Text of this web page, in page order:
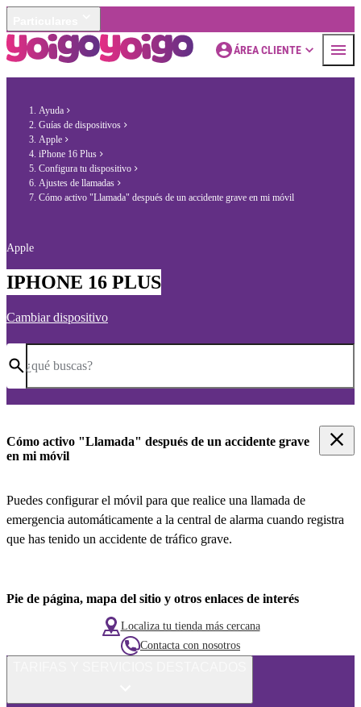
ÁREA CLIENTE
Ayuda
Guías de dispositivos
Apple
iPhone 16 Plus
Configura tu dispositivo
Ajustes de llamadas
Cómo activo "Llamada" después de un accidente grave en mi móvil
Apple
IPHONE 16 PLUS
Cambiar dispositivo
¿qué buscas?
Cómo activo "Llamada" después de un accidente grave
en mi móvil
Puedes configurar el móvil para que realice una llamada de
emergencia automáticamente a la central de alarma cuando registra
que has tenido un accidente de tráfico grave.
Pie de página, mapa del sitio y otros enlaces de interés
Localiza tu tienda más cercana
Contacta con nosotros